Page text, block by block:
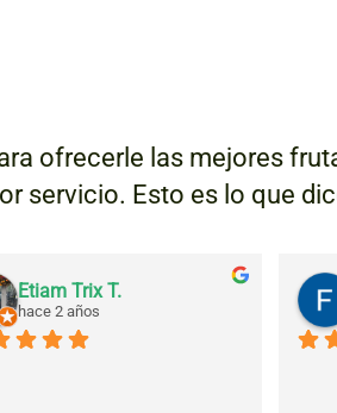
ofrecerle las mejores
servicio. Esto es lo que
Etiam Trix T.
hace 2 años